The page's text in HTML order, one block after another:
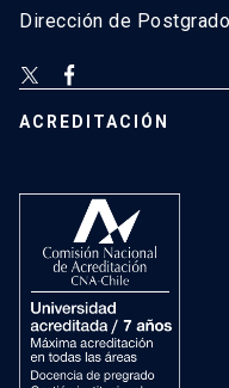
Dirección de
ACREDITACIÓN